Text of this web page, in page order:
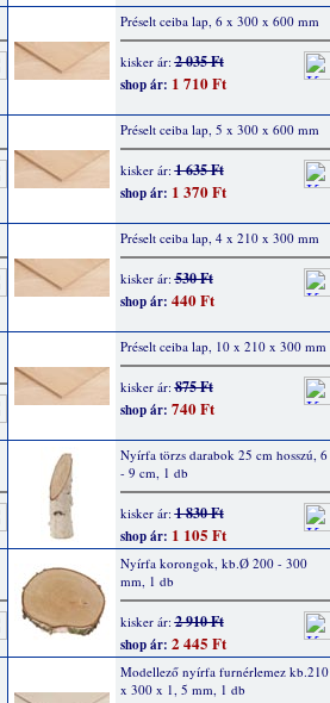
Préselt ceiba lap, 6 x 300 x 600 mm
kisker ár:2 035 Ft
shop ár: 1 710 Ft
Préselt ceiba lap, 5 x 300 x 600 mm
kisker ár:1 635 Ft
shop ár: 1 370 Ft
Préselt ceiba lap, 4 x 210 x 300 mm
kisker ár:530 Ft
shop ár: 440 Ft
Préselt ceiba lap, 10 x 210 x 300 mm
kisker ár:875 Ft
shop ár: 740 Ft
Nyírfa törzs darabok 25 cm hosszú, 6
- 9 cm, 1 db
kisker ár:1 830 Ft
shop ár: 1 105 Ft
Nyírfa korongok, kb.Ø 200 - 300
mm, 1 db
kisker ár:2 910 Ft
shop ár: 2 445 Ft
Modellező nyírfa furnérlemez kb.210
x 300 x 1, 5 mm, 1 db